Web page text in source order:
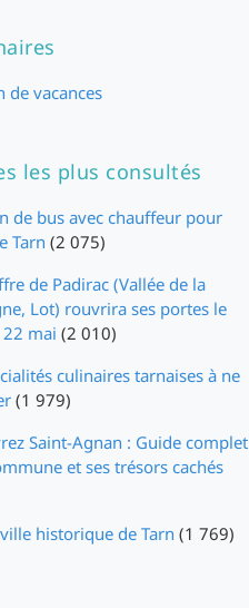
de vacances
les plus consultés
de bus avec chauffeur pour
Tarn (2 075)
de Padirac (Vallée de la
Lot) rouvrira ses portes le
mai (2 010)
culinaires tarnaises à ne
(1 979)
Saint-Agnan : Guide complet
et ses trésors cachés
historique de Tarn (1 769)